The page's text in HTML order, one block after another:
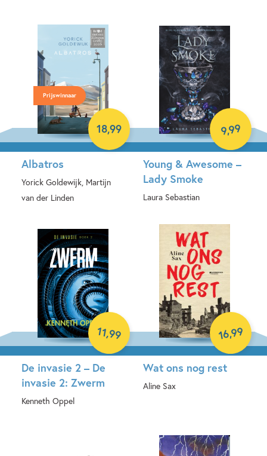
Prijswinnaar
Albatros
Yorick Goldewijk, Martijn
van der Linden
18,99
Young & Awesome –
Lady Smoke
Laura Sebastian
9,99
De invasie 2 – De
invasie 2: Zwerm
Kenneth Oppel
11,99
Wat ons nog rest
Aline Sax
16,99